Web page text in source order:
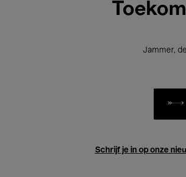
Jammer,
Schrijf je in op onze